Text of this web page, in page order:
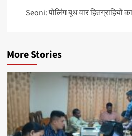
Seoni: पोलिंग बूथ वार हितग्राहियों
More Stories